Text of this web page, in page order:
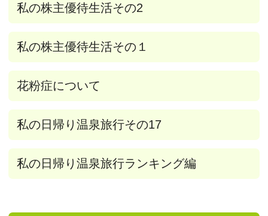
私の株主優待生活その2
私の株主優待生活その１
花粉症について
私の日帰り温泉旅行その17
私の日帰り温泉旅行ランキング編